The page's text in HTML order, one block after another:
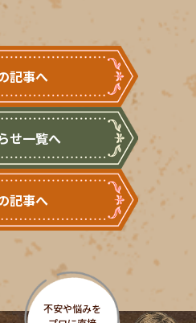
記事へ
せ一覧へ
記事へ